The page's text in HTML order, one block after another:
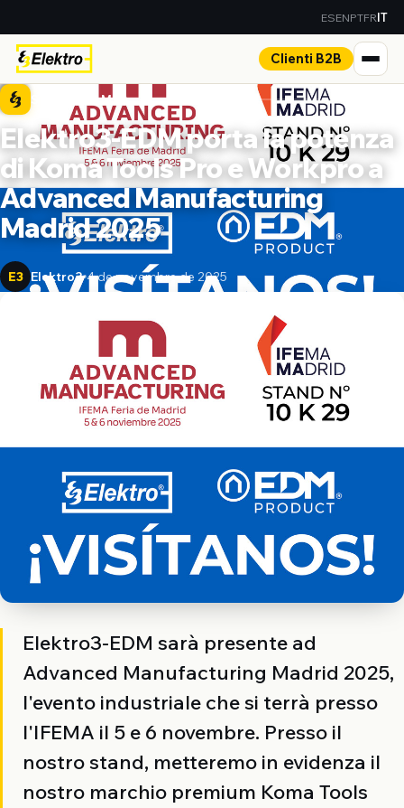
ESENPTFRIT
Clienti B2B
SALA STAMPA
Elektro3-EDM porta la potenza
di Koma Tools Pro e Workpro a
Advanced Manufacturing
Madrid 2025
E3 Elektro3 4 de novembre de 2025
Elektro3-EDM sarà presente ad
Advanced Manufacturing Madrid 2025,
l'evento industriale che si terrà presso
l'IFEMA il 5 e 6 novembre. Presso il
nostro stand, metteremo in evidenza il
nostro marchio premium Koma Tools